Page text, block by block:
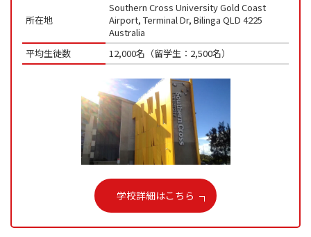
所在地
Southern Cross University Gold Coast
Airport, Terminal Dr, Bilinga QLD 4225
Australia
平均生徒数
12,000名（留学生：2,500名）
学校詳細はこちら